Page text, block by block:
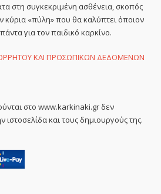
στη συγκεκριμένη ασθένεια, σκοπός
κύρια «πύλη» που θα καλύπτει όποιον
για τον παιδικό καρκίνο.
ΚΑΙ ΠΡΟΣΩΠΙΚΩΝ ΔΕΔΟΜΕΝΩΝ
στο www.karkinaki.gr δεν
ιστοσελίδα και τους δημιουργούς της.